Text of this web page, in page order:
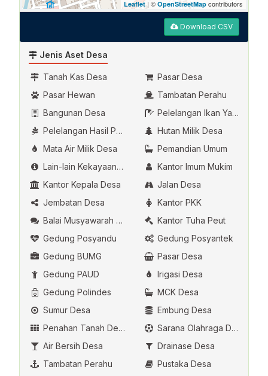
Leaflet | © OpenStreetMap contributors
Download CSV
Jenis Aset Desa
Tanah Kas Desa
Pasar Desa
Pasar Hewan
Tambatan Perahu
Bangunan Desa
Pelelangan Ikan Yang Dikelola Oleh Desa
Pelelangan Hasil Pertanian
Hutan Milik Desa
Mata Air Milik Desa
Pemandian Umum
Lain-lain Kekayaan Asli Desa
Kantor Imum Mukim
Kantor Kepala Desa
Jalan Desa
Jembatan Desa
Kantor PKK
Balai Musyawarah Desa
Kantor Tuha Peut
Gedung Posyandu
Gedung Posyantek
Gedung BUMG
Pasar Desa
Gedung PAUD
Irigasi Desa
Gedung Polindes
MCK Desa
Sumur Desa
Embung Desa
Penahan Tanah Desa
Sarana Olahraga Desa
Air Bersih Desa
Drainase Desa
Tambatan Perahu
Pustaka Desa